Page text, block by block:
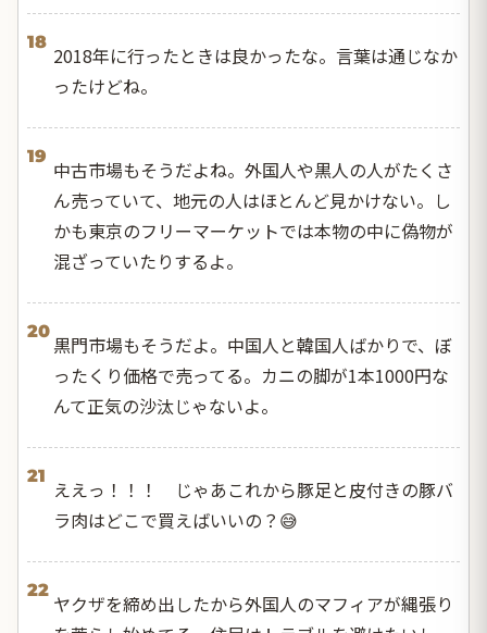
18
2018年に行ったときは良かったな。言葉は通じなか
ったけどね。
19
中古市場もそうだよね。外国人や黒人の人がたくさ
ん売っていて、地元の人はほとんど見かけない。し
かも東京のフリーマーケットでは本物の中に偽物が
混ざっていたりするよ。
20
黒門市場もそうだよ。中国人と韓国人ばかりで、ぼ
ったくり価格で売ってる。カニの脚が1本1000円な
んて正気の沙汰じゃないよ。
21
ええっ！！！ じゃあこれから豚足と皮付きの豚バ
ラ肉はどこで買えばいいの？😅
22
ヤクザを締め出したから外国人のマフィアが縄張り